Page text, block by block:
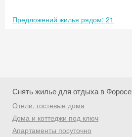
Предложений жилья рядом: 21
Снять жилье для отдыха в Форосе
Отели, гостевые дома
Дома и коттеджи под ключ
Апартаменты посуточно